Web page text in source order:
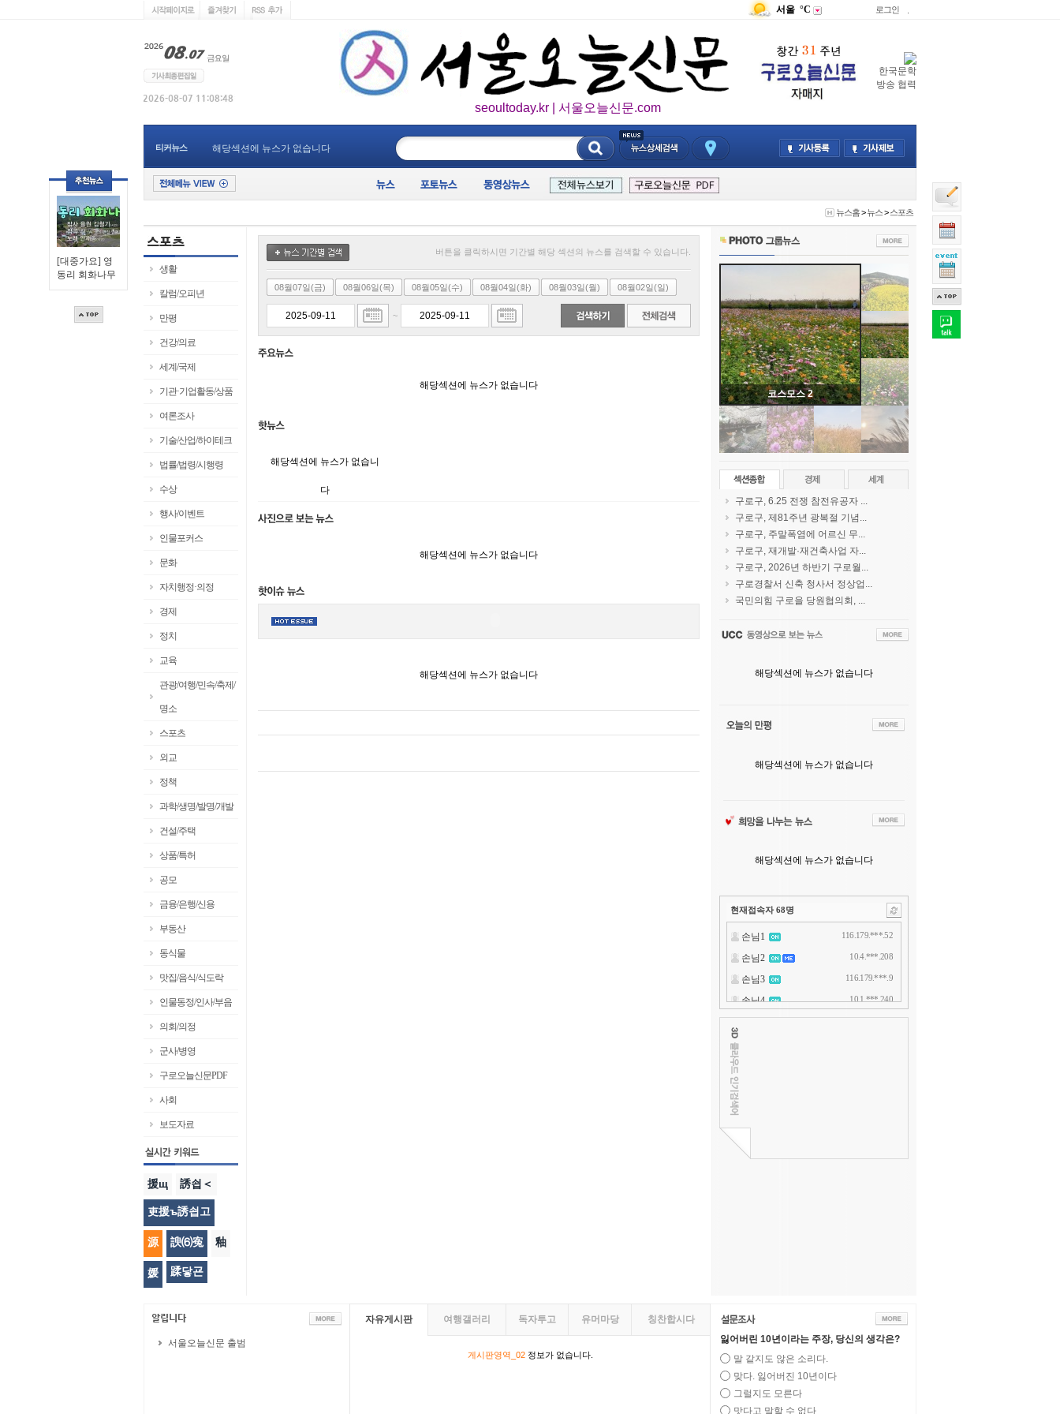
[대중가요] 영
동리 회화나무
서울 °C 로그인
seoultoday.kr | 서울오늘신문.com
한국문학
방송 협력
티커뉴스 해당섹션에 뉴스가 없습니다
뉴스홈>뉴스>스포츠
생활
칼럼/오피년
만평
건강/의료
세계/국제
기관·기업활동/상품
여론조사
기술/산업/하이테크
법률/법령/시행령
수상
행사/이벤트
인물포커스
문화
자치행정·의정
경제
정치
교육
관광/여행/민속/축제/
명소
스포츠
외교
정책
과학/생명/발명/개발
건설/주택
상품/특허
공모
금융/은행/신용
부동산
동식물
맛집/음식/식도락
인물동정/인사/부음
의회/의정
군사/병영
구로오늘신문PDF
사회
보도자료
援щ 誘쇱＜
吏援ъ誘쇱고
源 諛⑹寃 釉
媛 蹂닿굔
버튼을 클릭하시면 기간별 해당 섹션의 뉴스를 검색할 수 있습니다.
08월07일(금) 08월06일(목) 08월05일(수) 08월04일(화) 08월03일(월) 08월02일(일)
~
해당섹션에 뉴스가 없습니다
해당섹션에 뉴스가 없습니
다
해당섹션에 뉴스가 없습니다
해당섹션에 뉴스가 없습니다
코스모스 2
구로구, 6.25 전쟁 참전유공자 ...
구로구, 제81주년 광복절 기념...
구로구, 주말폭염에 어르신 무...
구로구, 재개발·재건축사업 자...
구로구, 2026년 하반기 구로월...
구로경찰서 신축 청사서 정상업...
국민의힘 구로을 당원협의회, ...
해당섹션에 뉴스가 없습니다
해당섹션에 뉴스가 없습니다
해당섹션에 뉴스가 없습니다
현재접속자 68명
서울오늘신문 출범
자유게시판 여행갤러리 독자투고 유머마당 칭찬합시다
게시판영역_02정보가 없습니다.
잃어버린 10년이라는 주장, 당신의 생각은?
말 같지도 않은 소리다.
맞다. 잃어버진 10년이다
그럴지도 모른다
맛다고 말할 수 없다